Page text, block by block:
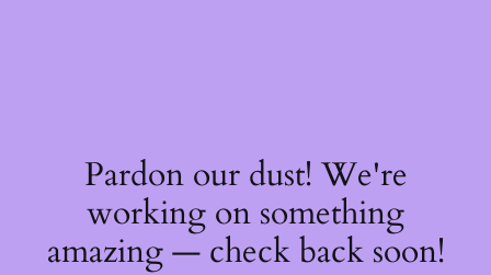
Pardon our dust! We're
working on something
amazing — check back soon!